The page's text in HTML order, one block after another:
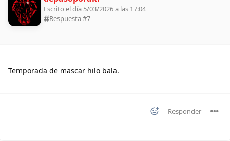
Escrito el día 5/03/2026 a las 17:04
Respuesta #7
Temporada de mascar hilo bala.
Responder